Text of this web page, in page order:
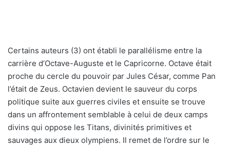
Certains auteurs (3) ont établi le parallélisme entre la
carrière d’Octave-Auguste et le Capricorne. Octave était
proche du cercle du pouvoir par Jules César, comme Pan
l’était de Zeus. Octavien devient le sauveur du corps
politique suite aux guerres civiles et ensuite se trouve
dans un affrontement semblable à celui de deux camps
divins qui oppose les Titans, divinités primitives et
sauvages aux dieux olympiens. Il remet de l’ordre sur le